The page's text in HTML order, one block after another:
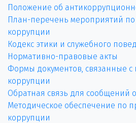
Положение об
План-перечень мероприятий
коррупции
Кодекс этики и служебного
Нормативно-правовые акты
Формы документов, связанные с
коррупции
Обратная связь для сообщений
Методическое обеспечение по
коррупции